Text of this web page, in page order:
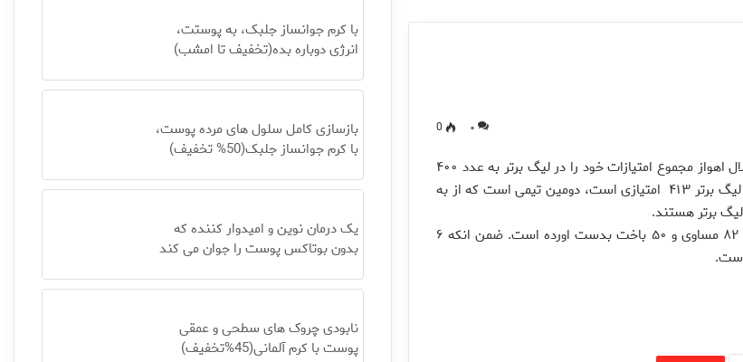
۰ 0
تیم پرسپولیس با کسب یک امتیاز از بازی مقابل استقلال اهواز مجموع امتیازات خود را در لیگ برتر به عدد ۴۰۰
رساند. بدین ترتیب پرسپولیس پس از استقلال تهران که پس از پایان هفته دوم لیگ برتر ۴۱۳ امتیازی است، دومین تیمی است که از به
برتر هستند.
تیم پرسپولیس تا هفته دوم لیگ امسال، ۲۳۸ بازی انجام داده است و ۱۰۶ برد، ۸۲ مساوی و ۵۰ باخت بدست اورده است. ضمن انکه ۶
با کرم جوانساز جلبک، به پوستت،
انرژی دوباره بده(تخفیف تا امشب)
بازسازی کامل سلول های مرده پوست،
با کرم جوانساز جلبک(50% تخفیف)
یک درمان نوین و امیدوار کننده که
بدون بوتاکس پوست را جوان می کند
نابودی چروک های سطحی و عمقی
پوست با کرم آلمانی(45%تخفیف)